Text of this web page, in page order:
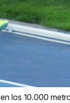
los 10.000